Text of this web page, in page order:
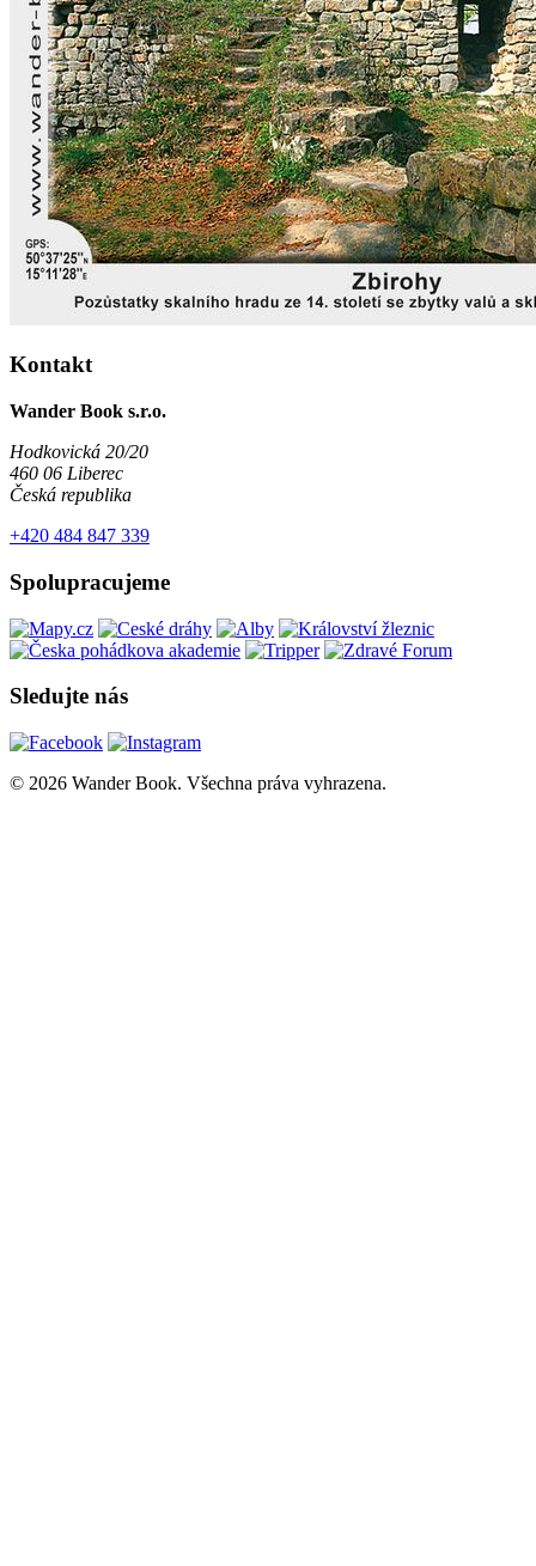
Kontakt
Wander Book s.r.o.
Hodkovická 20/20
460 06 Liberec
Česká republika
+420 484 847 339
Spolupracujeme
Sledujte nás
© 2026 Wander Book. Všechna práva vyhrazena.